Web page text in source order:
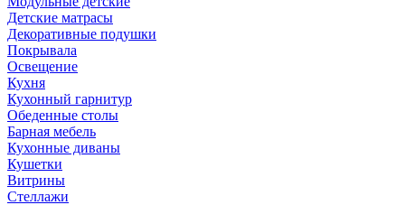
Детские матрасы
Декоративные подушки
Покрывала
Освещение
Кухня
Кухонный гарнитур
Обеденные столы
Барная мебель
Кухонные диваны
Кушетки
Витрины
Стеллажи